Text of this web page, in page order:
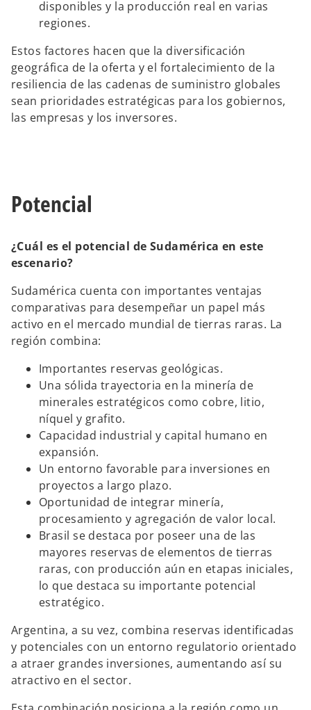
disponibles y la producción real en varias
regiones.
Estos factores hacen que la diversificación
geográfica de la oferta y el fortalecimiento de la
resiliencia de las cadenas de suministro globales
sean prioridades estratégicas para los gobiernos,
las empresas y los inversores.
Potencial
¿Cuál es el potencial de Sudamérica en este
escenario?
Sudamérica cuenta con importantes ventajas
comparativas para desempeñar un papel más
activo en el mercado mundial de tierras raras. La
región combina:
Importantes reservas geológicas.
Una sólida trayectoria en la minería de
minerales estratégicos como cobre, litio,
níquel y grafito.
Capacidad industrial y capital humano en
expansión.
Un entorno favorable para inversiones en
proyectos a largo plazo.
Oportunidad de integrar minería,
procesamiento y agregación de valor local.
Brasil se destaca por poseer una de las
mayores reservas de elementos de tierras
raras, con producción aún en etapas iniciales,
lo que destaca su importante potencial
estratégico.
Argentina, a su vez, combina reservas identificadas
y potenciales con un entorno regulatorio orientado
a atraer grandes inversiones, aumentando así su
atractivo en el sector.